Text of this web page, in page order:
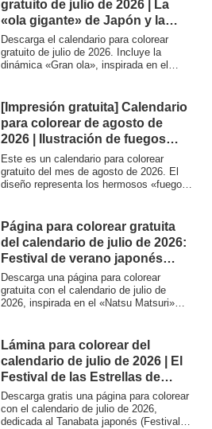
los niños, como ejercicio mental para
personas mayores y como actividad de
colorear para adultos, ya sea como
terapia de rehabilitación o como
pasatiempo. Descarga gratuita para
imprimir en formato A4.
gratuito de julio de 2026 | La
«ola gigante» de Japón y la
fauna marina | Descubre la
cultura japonesa
Descarga el calendario para colorear
gratuito de julio de 2026. Incluye la
dinámica «Gran ola», inspirada en el
para adultos, así como para quienes
estén interesados en la cultura japonesa
y el aprendizaje del idioma.
[Impresión gratuita] Calendario
para colorear de agosto de
2026 | Ilustración de fuegos
artificiales que dan color al
verano – Colorear Planet
Este es un calendario para colorear
gratuito del mes de agosto de 2026. El
diseño representa los hermosos «fuegos
nocturno. Se puede imprimir en formato
A4. No dude en utilizarlo para los deberes
de verano de los niños o como actividad
recreativa en centros de mayores.
Página para colorear gratuita
del calendario de julio de 2026:
Festival de verano japonés
(Natsu Matsuri)
Descarga una página para colorear
gratuita con el calendario de julio de
2026, inspirada en el «Natsu Matsuri»
puestos de comida como el de algodón
de azúcar y fuegos artificiales. Es ideal
para los estudiantes que están
aprendiendo la cultura y el vocabulario
japoneses.
Lámina para colorear del
calendario de julio de 2026 | El
Festival de las Estrellas de
Tanabata y la cultura japonesa
Descarga gratis una página para colorear
con el calendario de julio de 2026,
dedicada al Tanabata japonés (Festival